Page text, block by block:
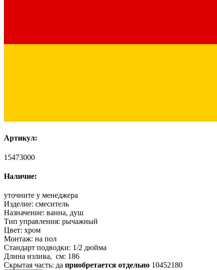
Артикул:
15473000
Наличие:
уточните у менеджера
Изделие: смеситель
Назначение: ванна, душ
Тип управления: рычажный
Цвет: хром
Монтаж: на пол
Стандарт подводки: 1/2 дюйма
Длина излива, см: 186
Скрытая часть: да приобретается отдельно 10452180